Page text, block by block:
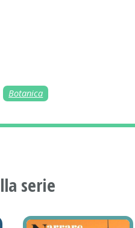
Botanica
serie